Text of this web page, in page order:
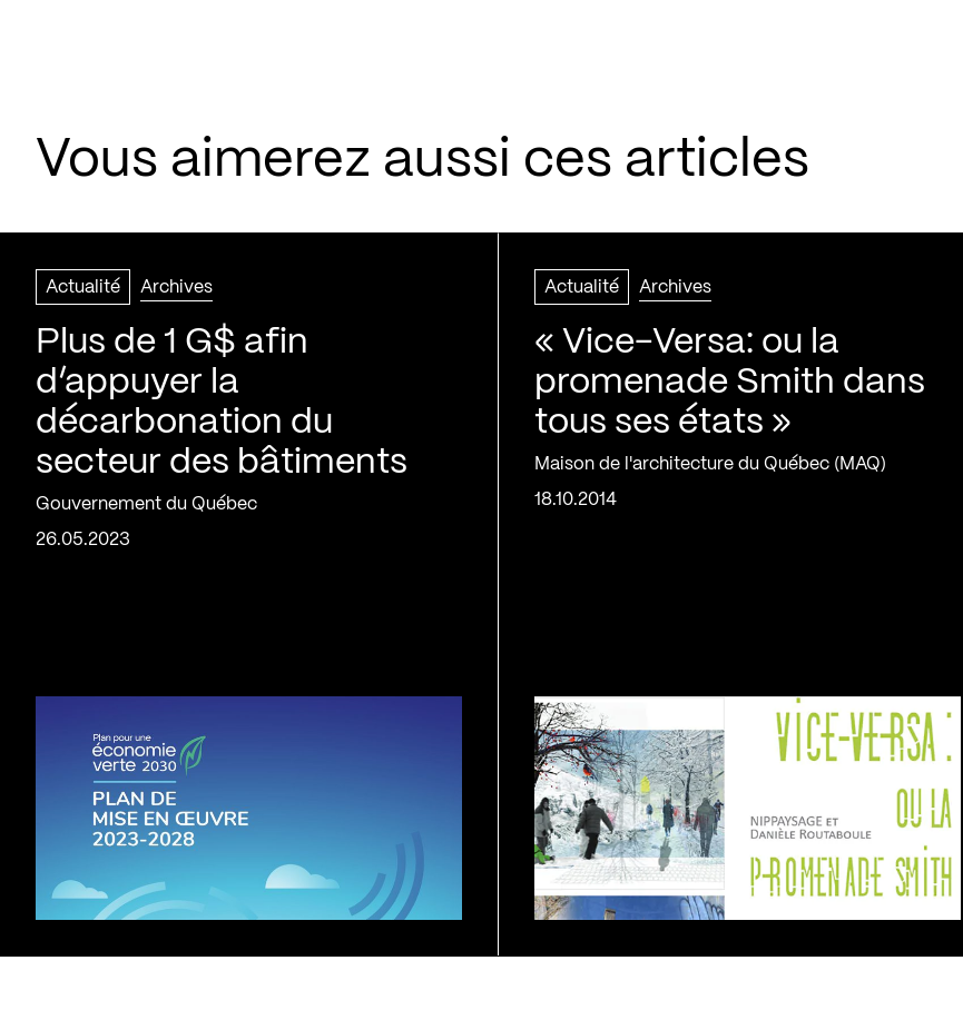
Vous aimerez aussi ces articles
Actualité Archives
Plus de 1 G$ afin
d’appuyer la
décarbonation du
secteur des bâtiments
Gouvernement du Québec
26.05.2023
Actualité Archives
« Vice-Versa: ou la
promenade Smith dans
tous ses états »
Maison de l'architecture du Québec (MAQ)
18.10.2014